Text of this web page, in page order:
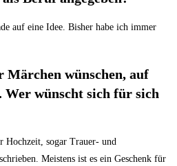
auf eine Idee. Bisher habe ich immer
wünschen, auf
Wer wünscht sich für sich
Hochzeit, sogar Trauer- und
Meistens ist es ein Geschenk für